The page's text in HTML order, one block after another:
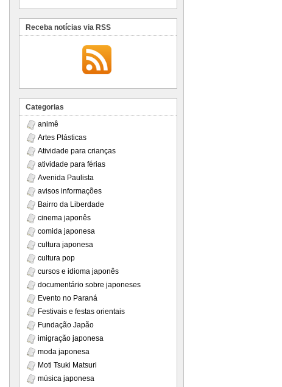
Receba notícias via RSS
Categorias
animê
Artes Plásticas
Atividade para crianças
atividade para férias
Avenida Paulista
avisos informações
Bairro da Liberdade
cinema japonês
comida japonesa
cultura japonesa
cultura pop
cursos e idioma japonês
documentário sobre japoneses
Evento no Paraná
Festivais e festas orientais
Fundação Japão
imigração japonesa
moda japonesa
Moti Tsuki Matsuri
música japonesa